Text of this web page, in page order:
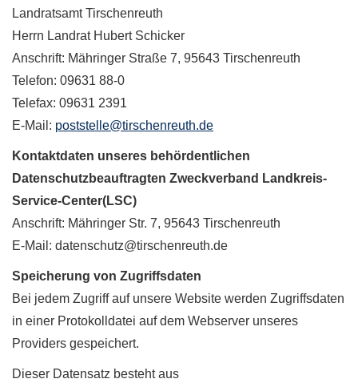
Landratsamt Tirschenreuth
Herrn Landrat Hubert Schicker
Anschrift: Mähringer Straße 7, 95643 Tirschenreuth
Telefon: 09631 88-0
Telefax: 09631 2391
E-Mail: poststelle@tirschenreuth.de
Kontaktdaten unseres behördentlichen
Datenschutzbeauftragten Zweckverband Landkreis-
Service-Center(LSC)
Anschrift: Mähringer Str. 7, 95643 Tirschenreuth
E-Mail: datenschutz@tirschenreuth.de
Speicherung von Zugriffsdaten
Bei jedem Zugriff auf unsere Website werden Zugriffsdaten
in einer Protokolldatei auf dem Webserver unseres
Providers gespeichert.
Dieser Datensatz besteht aus